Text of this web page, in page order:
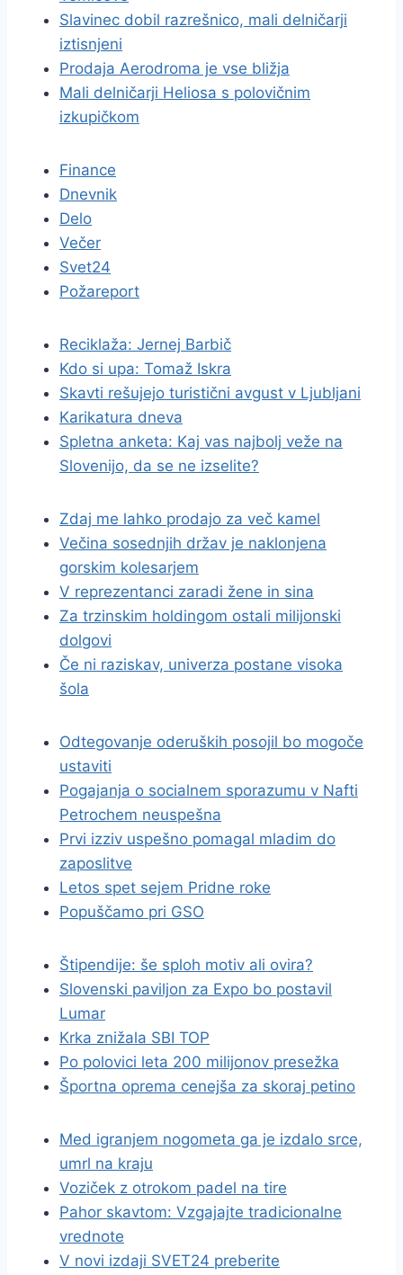
Slavinec dobil razrešnico, mali delničarji
iztisnjeni
Prodaja Aerodroma je vse bližja
Mali delničarji Heliosa s polovičnim
izkupičkom
Finance
Dnevnik
Delo
Večer
Svet24
Požareport
Reciklaža: Jernej Barbič
Kdo si upa: Tomaž Iskra
Skavti rešujejo turistični avgust v Ljubljani
Karikatura dneva
Spletna anketa: Kaj vas najbolj veže na
Slovenijo, da se ne izselite?
Zdaj me lahko prodajo za več kamel
Večina sosednjih držav je naklonjena
gorskim kolesarjem
V reprezentanci zaradi žene in sina
Za trzinskim holdingom ostali milijonski
dolgovi
Če ni raziskav, univerza postane visoka
šola
Odtegovanje oderuških posojil bo mogoče
ustaviti
Pogajanja o socialnem sporazumu v Nafti
Petrochem neuspešna
Prvi izziv uspešno pomagal mladim do
zaposlitve
Letos spet sejem Pridne roke
Popuščamo pri GSO
Štipendije: še sploh motiv ali ovira?
Slovenski paviljon za Expo bo postavil
Lumar
Krka znižala SBI TOP
Po polovici leta 200 milijonov presežka
Športna oprema cenejša za skoraj petino
Med igranjem nogometa ga je izdalo srce,
umrl na kraju
Voziček z otrokom padel na tire
Pahor skavtom: Vzgajajte tradicionalne
vrednote
V novi izdaji SVET24 preberite